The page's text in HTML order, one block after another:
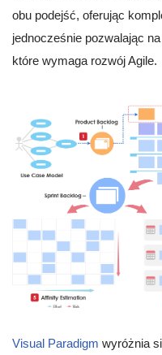
obu podejść, oferując
jednocześnie pozwalając
które wymaga rozwój Agile.
Visual Paradigm wyróżnia